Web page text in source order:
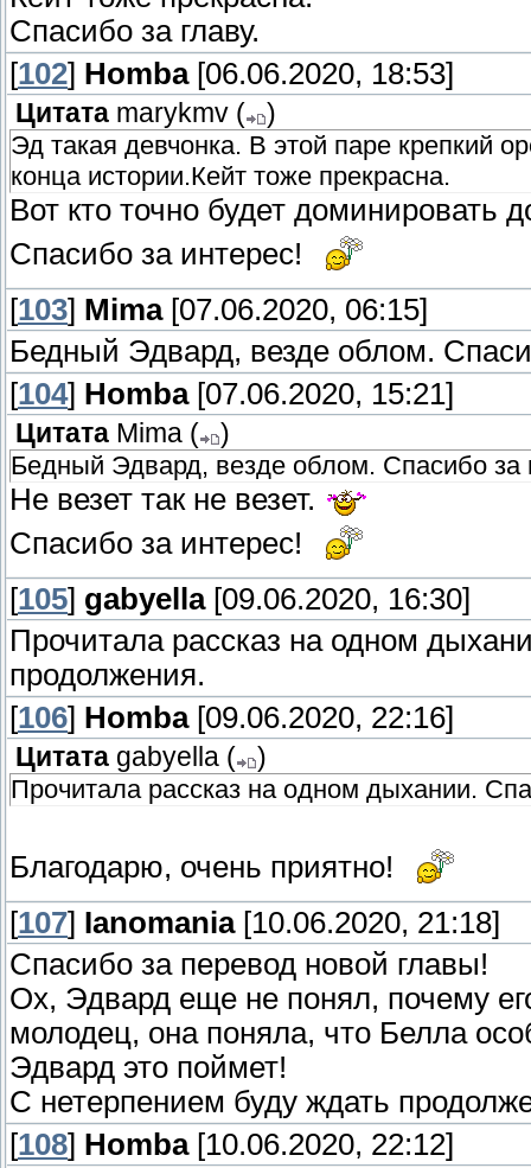
Спасибо за главу.
[102] Homba[06.06.2020, 18:53]
Цитата marykmv (
)
Эд такая девчонка. В этой паре крепкий
конца истории.Кейт тоже прекрасна.
Вот кто точно будет доминировать
Спасибо за интерес!
[103] Mima[07.06.2020, 06:15]
Бедный Эдвард, везде облом.
[104] Homba[07.06.2020, 15:21]
Цитата Mima (
)
Бедный Эдвард, везде облом. Спасибо за
Не везет так не везет.
Спасибо за интерес!
[105] gabyella[09.06.2020, 16:30]
Прочитала рассказ на одном
продолжения.
[106] Homba[09.06.2020, 22:16]
Цитата gabyella (
)
Прочитала рассказ на одном дыхании.
Благодарю, очень приятно!
[107] Ianomania[10.06.2020, 21:18]
Спасибо за перевод новой главы!
Ох, Эдвард еще не понял, почему
молодец, она поняла, что Белла
Эдвард это поймет!
С нетерпением буду ждать
[108] Homba[10.06.2020, 22:12]